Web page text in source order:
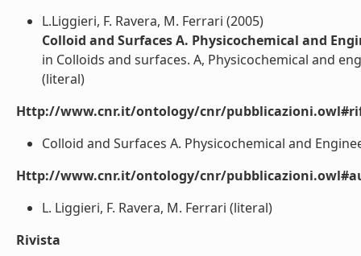
L.Liggieri, F. Ravera, M. Ferrari (2005)
Colloid and Surfaces A. Physicochemical and
in Colloids and surfaces. A, Physicochemical and
(literal)
Http://www.cnr.it/ontology/cnr/
Colloid and Surfaces A. Physicochemical and
Http://www.cnr.it/ontology/cnr/
L. Liggieri, F. Ravera, M. Ferrari (literal)
Rivista